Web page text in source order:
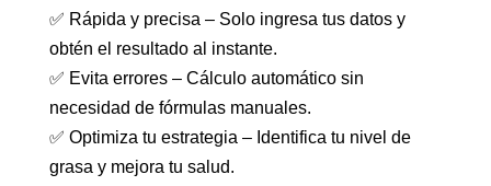
✅ Rápida y precisa – Solo ingresa tus datos y
obtén el resultado al instante.
✅ Evita errores – Cálculo automático sin
necesidad de fórmulas manuales.
✅ Optimiza tu estrategia – Identifica tu nivel de
grasa y mejora tu salud.